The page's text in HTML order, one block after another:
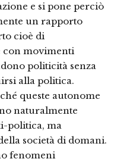
e si pone perciò
un rapporto
cioè di
con movimenti
politicità senza
alla politica.
queste autonome
naturalmente
politica, ma
società di domani.
fenomeni